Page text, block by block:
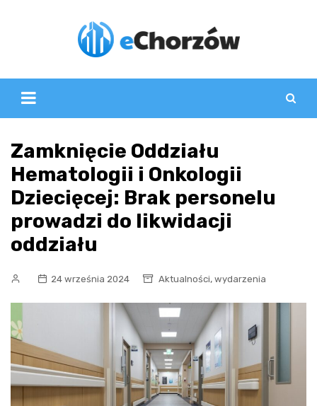
Zamknięcie Oddziału
Hematologii i Onkologii
Dziecięcej: Brak personelu
prowadzi do likwidacji
oddziału
24 września 2024 Aktualności, wydarzenia